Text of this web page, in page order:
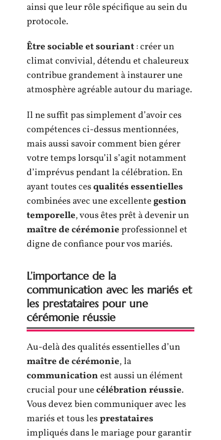
ainsi que leur rôle spécifique au sein du
protocole.
Être sociable et souriant: créer un
climat convivial, détendu et chaleureux
contribue grandement à instaurer une
atmosphère agréable autour du mariage.
Il ne suffit pas simplement d’avoir ces
compétences ci-dessus mentionnées,
mais aussi savoir comment bien gérer
votre temps lorsqu’il s’agit notamment
d’imprévus pendant la célébration. En
ayant toutes cesqualités essentielles
combinées avec une excellentegestion
temporelle, vous êtes prêt à devenir un
maître de cérémonieprofessionnel et
digne de confiance pour vos mariés.
L’importance de la
communication avec les mariés et
les prestataires pour une
cérémonie réussie
Au-delà des qualités essentielles d’un
maître de cérémonie, la
communicationest aussi un élément
crucial pour unecélébration réussie.
Vous devez bien communiquer avec les
mariés et tous lesprestataires
impliqués dans le mariage pour garantir